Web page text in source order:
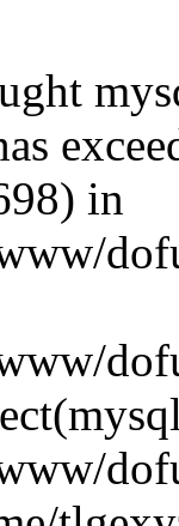
in